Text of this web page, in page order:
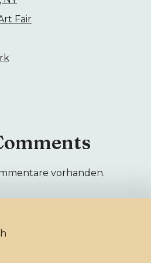
Fair
vorhanden.